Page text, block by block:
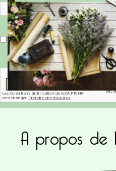
Enregistrer mon nom, mon e-mail et mon site
Ce site utilise Akismet
commentaires sont traitées
A propos de